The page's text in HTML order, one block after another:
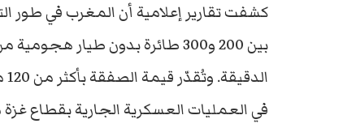
كشفت تقارير إعلامية أن المغرب في
بين 200 و300 طائرة بدون طيار هجومية من طراز
في العمليات العسكرية الجارية بقطاع غزة منذ 7